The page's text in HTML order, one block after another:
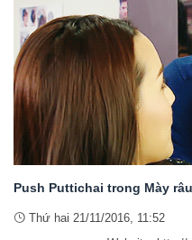
Push Puttichai trong Mày
Thứ hai 21/11/2016, 11:52